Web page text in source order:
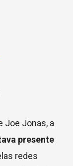
Joe Jonas, a
presente
redes